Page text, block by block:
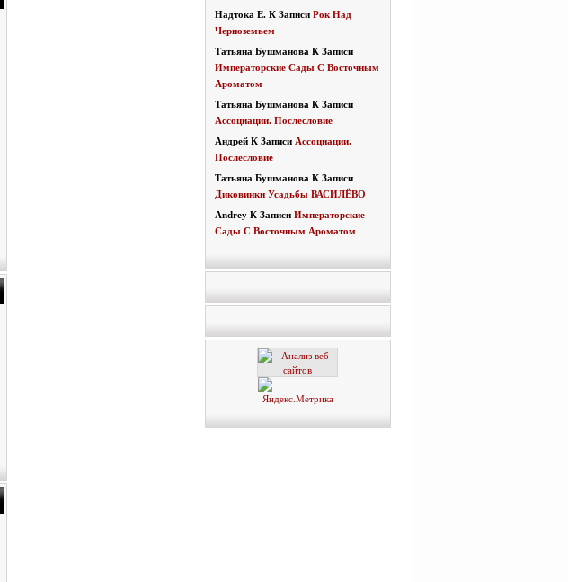
Надтока Е.К Записи Рок Над
Черноземьем
Татьяна Бушманова К Записи
Императорские Сады С Восточным
Ароматом
Татьяна Бушманова К Записи
Ассоциации. Послесловие
АндрейК Записи Ассоциации.
Послесловие
Татьяна Бушманова К Записи
Диковинки Усадьбы ВАСИЛЁВО
AndreyК Записи Императорские
Сады С Восточным Ароматом